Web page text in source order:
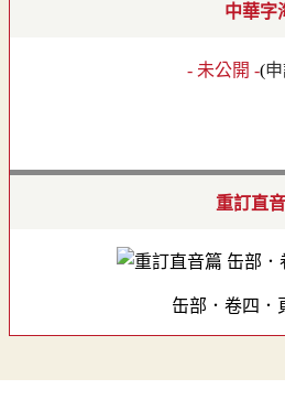
中華字
- 未公開 -(
重訂直
缶部．卷四．